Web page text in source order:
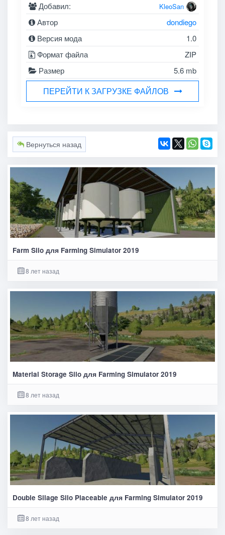
Добавил: KleoSan
Автор
dondiego
Версия мода
1.0
Формат файла
ZIP
Размер
5.6 mb
ПЕРЕЙТИ К ЗАГРУЗКЕ ФАЙЛОВ
Вернуться назад
Farm Silo для Farming Simulator 2019
8 лет назад
Material Storage Silo для Farming Simulator 2019
8 лет назад
Double Silage Silo Placeable для Farming Simulator 2019
8 лет назад